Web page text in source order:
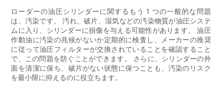
ローダーの油圧シリンダーに関するもう 1 つの一般的な問題
は、汚染です。 汚れ、破片、湿気などの汚染物質が油圧システ
ムに入り、シリンダーに損傷を与える可能性があります。 油圧
作動油に汚染の兆候がないか定期的に検査し、メーカーの推奨
に従って油圧フィルターが交換されていることを確認すること
で、この問題を防ぐことができます。 さらに、シリンダーの外
面を清潔に保ち、破片がない状態に保つことも、汚染のリスク
を最小限に抑えるのに役立ちます。